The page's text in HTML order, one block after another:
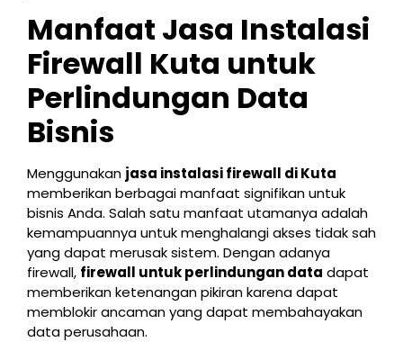
Manfaat Jasa Instalasi
Firewall Kuta untuk
Perlindungan Data
Bisnis
Menggunakan jasa instalasi firewall di Kuta
memberikan berbagai manfaat signifikan untuk
bisnis Anda. Salah satu manfaat utamanya adalah
kemampuannya untuk menghalangi akses tidak sah
yang dapat merusak sistem. Dengan adanya
firewall, firewall untuk perlindungan data dapat
memberikan ketenangan pikiran karena dapat
memblokir ancaman yang dapat membahayakan
data perusahaan.